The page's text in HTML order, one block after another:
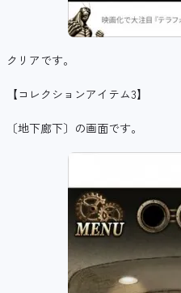
クリアです。
【コレクションアイテム3】
〔地下廊下〕の画面です。